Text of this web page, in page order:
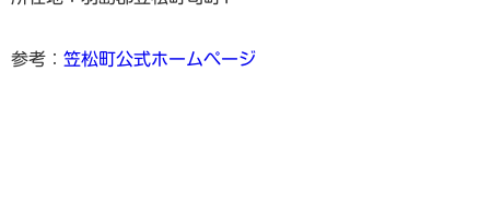
参考： 笠松町公式ホームページ